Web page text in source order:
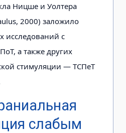
Ницше и Уолтера
2000) заложило
исследований с
а также других
стимуляции — ТСПеТ
слабым